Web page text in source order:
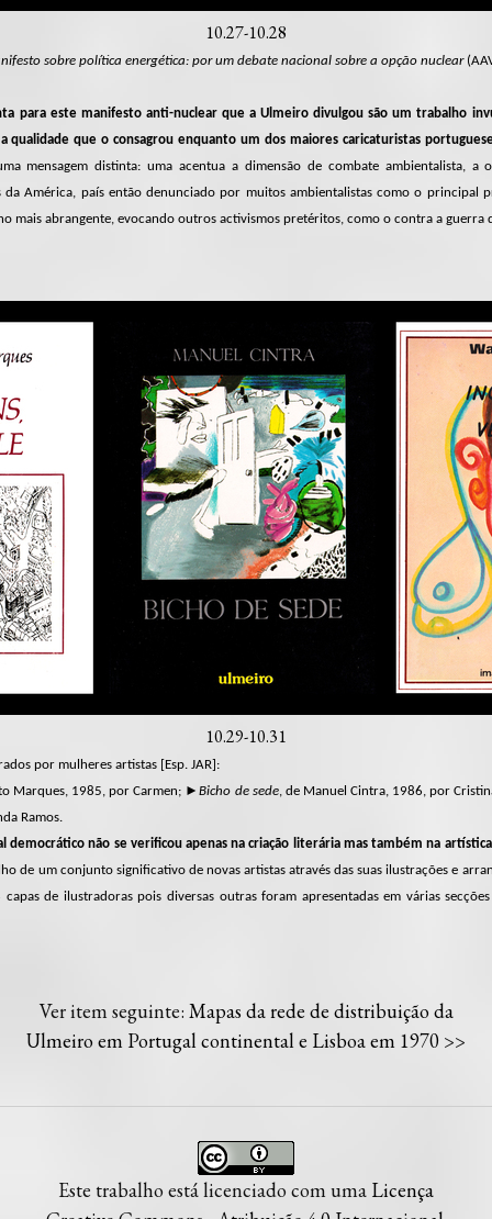
10.27-10.28
sobre política energética: por um debate nacional sobre a opção nuclear
para este manifesto anti-nuclear que a Ulmeiro divulgou são um trabalho
qualidade que o consagrou enquanto um dos maiores caricaturistas
mensagem distinta: uma acentua a dimensão de combate ambientalista,
da América, país então denunciado por muitos ambientalistas como o principal
mais abrangente, evocando outros activismos pretéritos, como o contra a guerra
10.29-10.31
por mulheres artistas [Esp. JAR]:
Marques, 1985, por Carmen; ►Bicho de sede, de Manuel Cintra, 1986, por
Ramos.
democrático não se verificou apenas na criação literária mas também na
de um conjunto significativo de novas artistas através das suas ilustrações e
de ilustradoras pois diversas outras foram apresentadas em várias
Ver item seguinte: Mapas da rede de distribuição da
Ulmeiro em Portugal continental e Lisboa em 1970 >>
Este trabalho está licenciado com uma Licença